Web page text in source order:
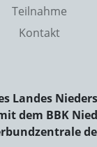
Teilnahme
Kontakt
Landes
dem BBK